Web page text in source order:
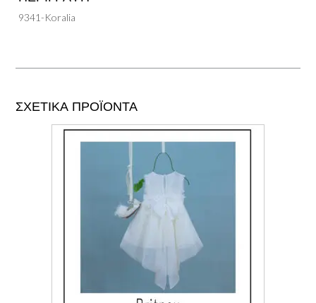
9341-Koralia
ΣΧΕΤΙΚΆ ΠΡΟΪΌΝΤΑ